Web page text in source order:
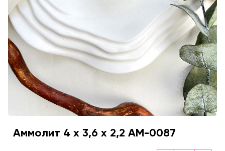
Аммолит 4 х 3,6 х 2,2 AM-0087